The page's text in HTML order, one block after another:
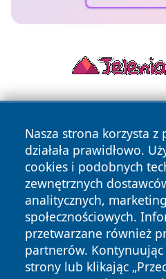
Nasza strona korzysta
działała prawidłowo.
cookies i podobnych
zewnętrznych
analitycznych,
społecznościowych.
przetwarzane również
partnerów. Kontynuując
strony lub klikając
Copyright © 2026 elblagonline.pl
zastrzeżone.
News Autorzy
Polityka